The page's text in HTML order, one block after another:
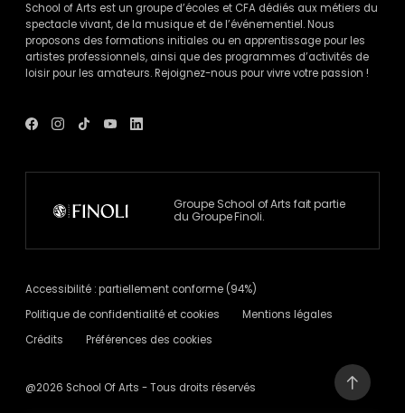
School of Arts est un groupe d’écoles et CFA dédiés aux métiers du
spectacle vivant, de la musique et de l’événementiel. Nous
proposons des formations initiales ou en apprentissage pour les
artistes professionnels, ainsi que des programmes d’activités de
loisir pour les amateurs. Rejoignez-nous pour vivre votre passion !
Voir
de
Arts
fenêtre
Voir
de
Arts
fenêtre
Voir
Tok
Of
nouvelle
Voir
de
Arts
fenêtre
de
fenêtre
Groupe School of Arts fait partie
du Groupe Finoli.
@2026 School Of Arts - Tous droits réservés
Accessibilité : partiellement conforme (94%)
Politique de confidentialité et cookies
Mentions légales
Crédits
Préférences des cookies